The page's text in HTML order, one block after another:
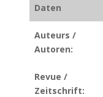
Daten
Auteurs /
Autoren:
Revue /
Zeitschrift: